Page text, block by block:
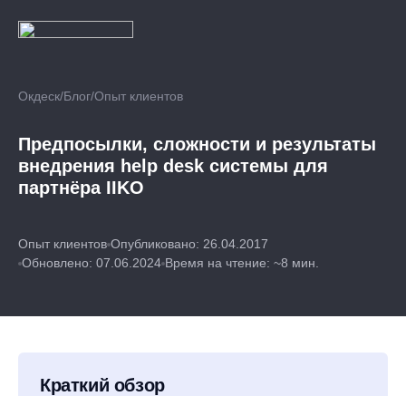
Окдеск/Блог/Опыт клиентов
Предпосылки, сложности и результаты
внедрения help desk системы для
партнёра IIKO
Опыт клиентов Опубликовано: 26.04.2017
Обновлено: 07.06.2024 Время на чтение: ~8 мин.
Краткий обзор